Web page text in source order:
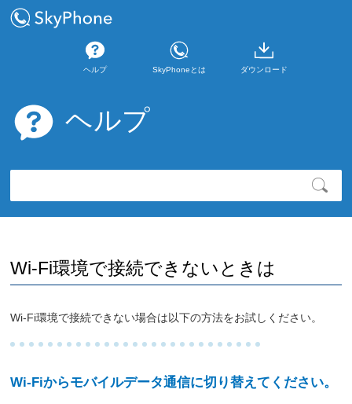
ヘルプ SkyPhoneとは ダウンロード
ヘルプ
Wi-Fi環境で接続できないときは
Wi-Fi環境で接続できない場合は以下の方法をお試しください。
Wi-Fiからモバイルデータ通信に切り替えてください。